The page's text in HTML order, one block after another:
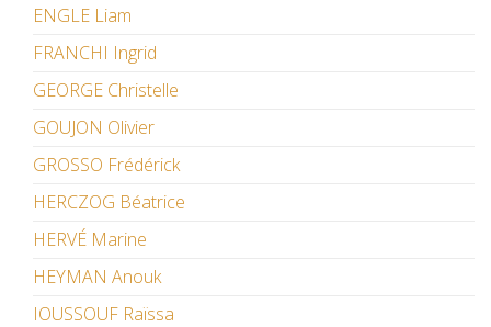
ENGLE Liam
FRANCHI Ingrid
GEORGE Christelle
GOUJON Olivier
GROSSO Frédérick
HERCZOG Béatrice
HERVÉ Marine
HEYMAN Anouk
IOUSSOUF Raïssa